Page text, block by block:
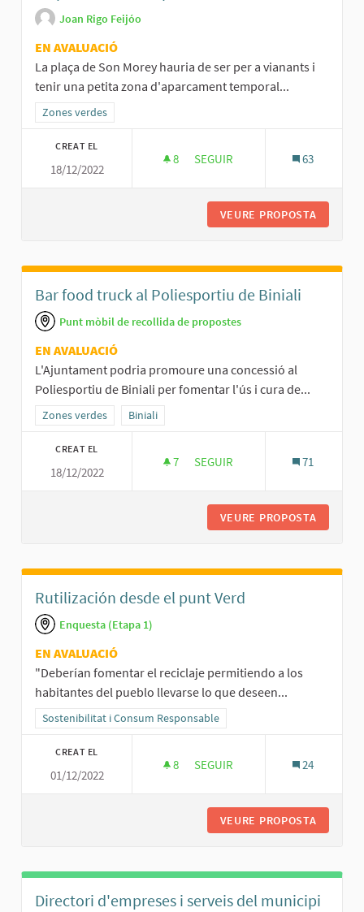
Joan Rigo Feijóo
EN AVALUACIÓ
La plaça de Son Morey hauria de ser per a vianants i
tenir una petita zona d'aparcament temporal...
Resultats al filtrar per la categoria: Zones verdes
Zones verdes
CREAT EL
18/12/2022
8 8 SEGUIDORES
SEGUIR 63
VEURE PROPOSTA
Bar food truck al Poliesportiu de Biniali
Punt mòbil de recollida de propostes
EN AVALUACIÓ
L'Ajuntament podria promoure una concessió al
Poliesportiu de Biniali per fomentar l'ús i cura de...
Resultats al filtrar per la categoria: Zones verdes
Zones verdes Resultats al filtrar per l'àmbit: Biniali
Biniali
CREAT EL
18/12/2022
7 7 SEGUIDORES
SEGUIR 71
VEURE PROPOSTA
Rutilización desde el punt Verd
Enquesta (Etapa 1)
EN AVALUACIÓ
"Deberían fomentar el reciclaje permitiendo a los
habitantes del pueblo llevarse lo que deseen...
Resultats al filtrar per la categoria: Sostenibilitat i Consum
Sostenibilitat i Consum Responsable
CREAT EL
01/12/2022
8 8 SEGUIDORES
SEGUIR 24
VEURE PROPOSTA
Directori d'empreses i serveis del municipi